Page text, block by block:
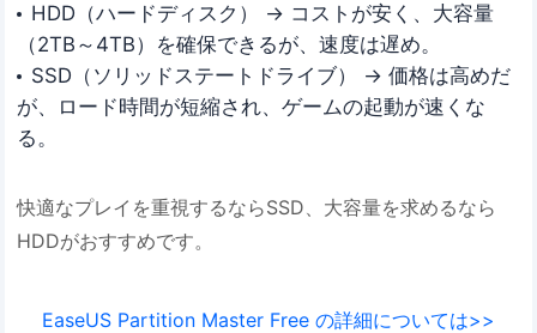
HDD（ハードディスク） → コストが安く、大容量
（2TB～4TB）を確保できるが、速度は遅め。
SSD（ソリッドステートドライブ） → 価格は高めだ
が、ロード時間が短縮され、ゲームの起動が速くな
る。
快適なプレイを重視するならSSD、大容量を求めるなら
HDDがおすすめです。
EaseUS Partition Master Free の詳細については>>